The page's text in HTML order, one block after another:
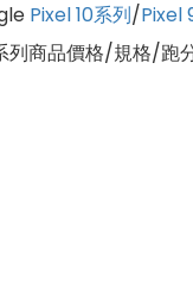
Pixel 10系列/Pixel
商品價格/規格/跑